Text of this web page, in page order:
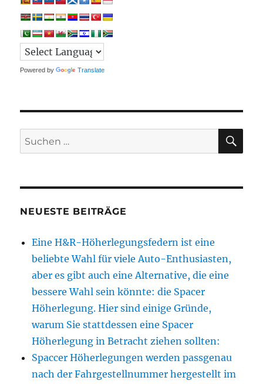
Powered by Translate
Suchen
nach:
NEUESTE BEITRÄGE
Eine H&R-Höherlegungsfedern ist eine
beliebte Wahl für viele Auto-Enthusiasten,
aber es gibt auch eine Alternative, die eine
bessere Wahl sein könnte: die Spacer
Höherlegung. Hier sind einige Gründe,
warum Sie stattdessen eine Spacer
Höherlegung in Betracht ziehen sollten:
Spaccer Höherlegungen werden passgenau
nach der Fahrgestellnummer hergestellt im